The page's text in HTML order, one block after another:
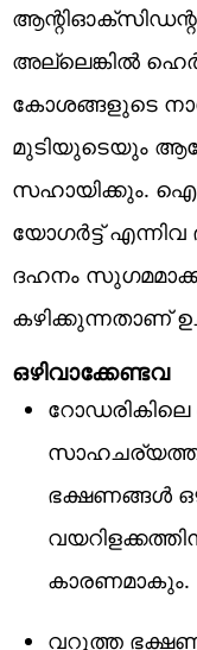
അല്ലെങ്കിൽ
കോശങ്ങളുടെ
മുടിയുടെയും
സഹായിക്കും.
യോഗർട്ട്
ദഹനം
കഴിക്കുന്നതാണ്
ഒഴിവാക്കേണ്ടവ
ഭക്ഷണങ്ങൾ
കാരണമാകും.
വറുത്ത